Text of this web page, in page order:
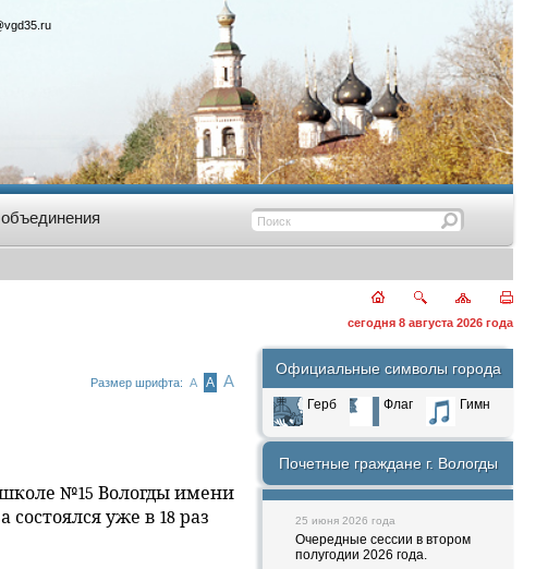
сегодня 8 августа 2026 года
Размер шрифта: А А А
№15 Вологды имени
уже в 18 раз
Официальные символы города
Герб Флаг Гимн
Почетные граждане г. Вологды
25 июня 2026 года
Очередные сессии в втором
полугодии 2026 года.